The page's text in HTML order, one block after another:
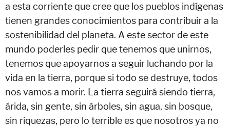
a esta corriente que cree que los pueblos indígenas
tienen grandes conocimientos para contribuir a la
sostenibilidad del planeta. A este sector de este
mundo poderles pedir que tenemos que unirnos,
tenemos que apoyarnos a seguir luchando por la
vida en la tierra, porque si todo se destruye, todos
nos vamos a morir. La tierra seguirá siendo tierra,
árida, sin gente, sin árboles, sin agua, sin bosque,
sin riquezas, pero lo terrible es que nosotros ya no